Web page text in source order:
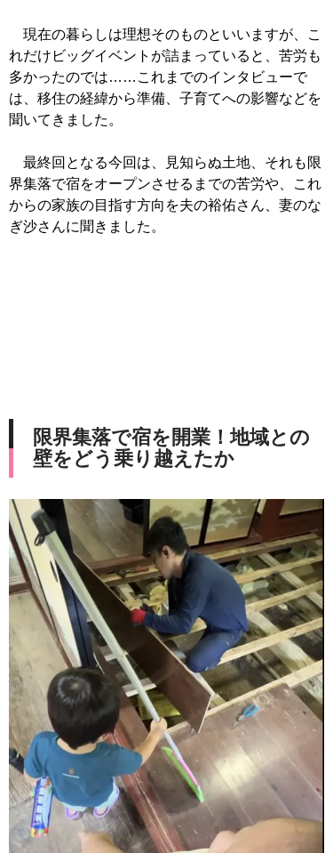
現在の暮らしは理想そのものといいますが、こ
れだけビッグイベントが詰まっていると、苦労も
多かったのでは……これまでのインタビューで
は、移住の経緯から準備、子育てへの影響などを
聞いてきました。
最終回となる今回は、見知らぬ土地、それも限
界集落で宿をオープンさせるまでの苦労や、これ
からの家族の目指す方向を夫の裕佑さん、妻のな
ぎ沙さんに聞きました。
限界集落で宿を開業！地域との
壁をどう乗り越えたか